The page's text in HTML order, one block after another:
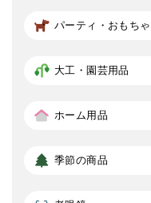
パーティ・おもちゃ
大工・園芸用品
ホーム用品
季節の商品